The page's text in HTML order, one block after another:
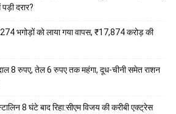
दरार?
भगोड़ों को लाया गया वापस, ₹17,874 करोड़ की
8 रुपए, तेल 6 रुपए तक महंगा, दूध-चीनी समेत राशन
8 घंटे बाद रिहा:सीएम विजय की करीबी एक्ट्रेस